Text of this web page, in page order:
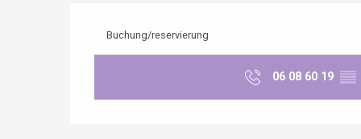
Buchung/reservierung
06 08 60 19 ▒▒